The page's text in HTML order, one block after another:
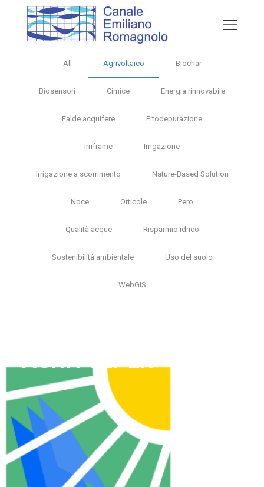
All Agrivoltaico Biochar
Biosensori Cimice Energia rinnovabile
Falde acquifere Fitodepurazione
Irriframe Irrigazione
Irrigazione a scorrimento Nature-Based Solution
Noce Orticole Pero
Qualità acque Risparmio idrico
Sostenibilità ambientale Uso del suolo
WebGIS
AGRIVOLT-ER